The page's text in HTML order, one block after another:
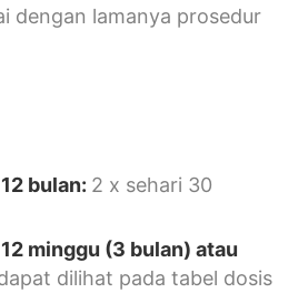
dengan lamanya prosedur
bulan: 2 x sehari 30
minggu (3 bulan) atau
dilihat pada tabel dosis